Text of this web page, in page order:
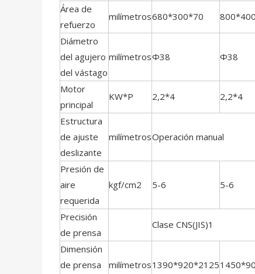
Área de
refuerzo
milímetros680*300*70
Diámetro
del agujero
del vástago
milímetrosΦ38 Φ38
Motor
principal
KW*P 2,2*4 2,2*4
Estructura
de ajuste
deslizante
milímetrosOperación manual
Presión de
aire
requerida
kgf/cm2 5-6 5-6
Precisión
de prensa
Clase CNS(JIS)1
Dimensión
de prensa
milímetros1390*920*2125